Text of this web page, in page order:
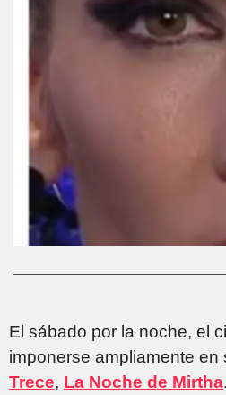
El sábado por la noche, el
imponerse ampliamente
Trece, La Noche de Mirtha.